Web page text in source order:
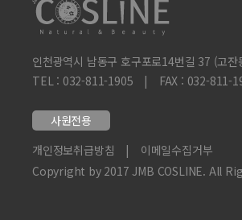
인천광역시 남동구 호구포로14번길 37 (고
TEL : 032-811-1905
| FAX : 032-811-
사원전용
개인정보취급방침
|
이메일수집거부
Copyright by 2017 JMB COSLINE. All